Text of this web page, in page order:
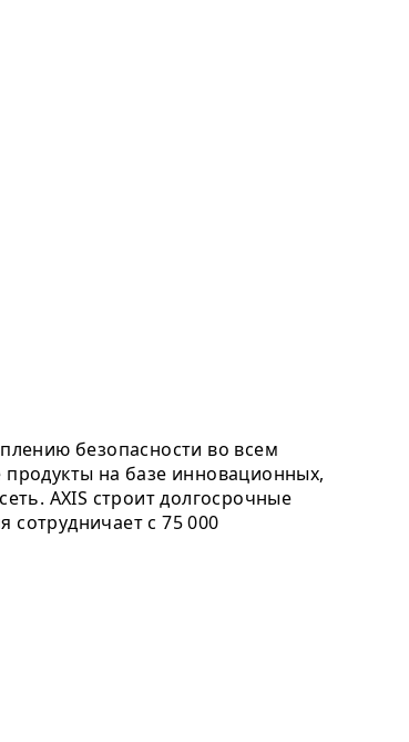
безопасности во всем
на базе инновационных,
AXIS строит долгосрочные
с 75 000